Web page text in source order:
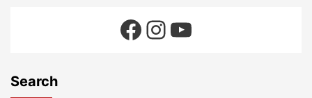
Facebook
Instagram
YouTube
Search